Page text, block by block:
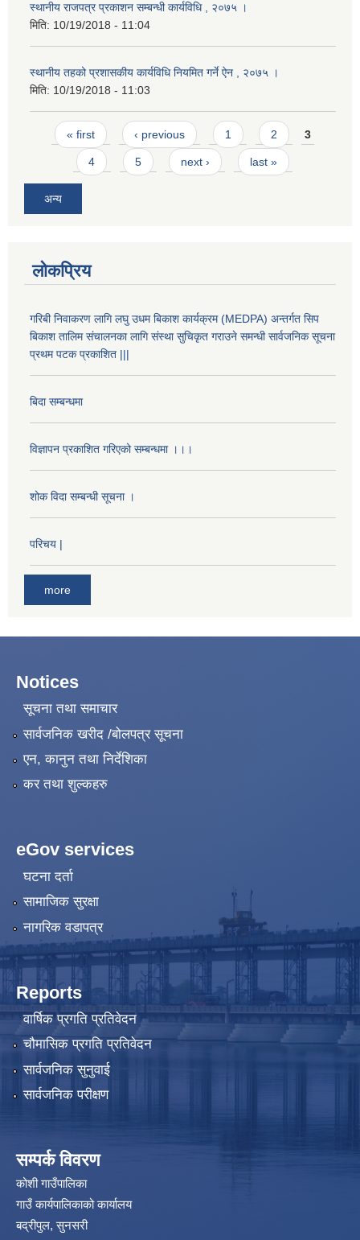
स्थानीय राजपत्र प्रकाशन सम्बन्धी कार्यविधि , २०७५ ।
मिति: 10/19/2018 - 11:04
स्थानीय तहको प्रशासकीय कार्यविधि नियमित गर्ने ऐन , २०७५ ।
मिति: 10/19/2018 - 11:03
Pages
« first ‹ previous 1 2 3
4 5 next › last »
अन्य
लोकप्रिय
गरिबी निवाकरण लागि लघु उधम बिकाश कार्यक्रम (MEDPA) अन्तर्गत सिप
बिकाश तालिम संचालनका लागि संस्था सुचिकृत गराउने समन्धी सार्वजनिक सूचना
प्रथम पटक प्रकाशित |||
बिदा सम्बन्धमा
विज्ञापन प्रकाशित गरिएको सम्बन्धमा ।।।
शोक विदा सम्बन्धी सूचना ।
परिचय |
more
Notices
सूचना तथा समाचार
सार्वजनिक खरीद /बोलपत्र सूचना
एन, कानुन तथा निर्देशिका
कर तथा शुल्कहरु
eGov services
घटना दर्ता
सामाजिक सुरक्षा
नागरिक वडापत्र
Reports
वार्षिक प्रगति प्रतिवेदन
चौमासिक प्रगति प्रतिवेदन
सार्वजनिक सुनुवाई
सार्वजनिक परीक्षण
सम्पर्क विवरण
कोशी गाउँपालिका
गाउँ कार्यपालिकाको कार्यालय
बद्रीपुल, सुनसरी